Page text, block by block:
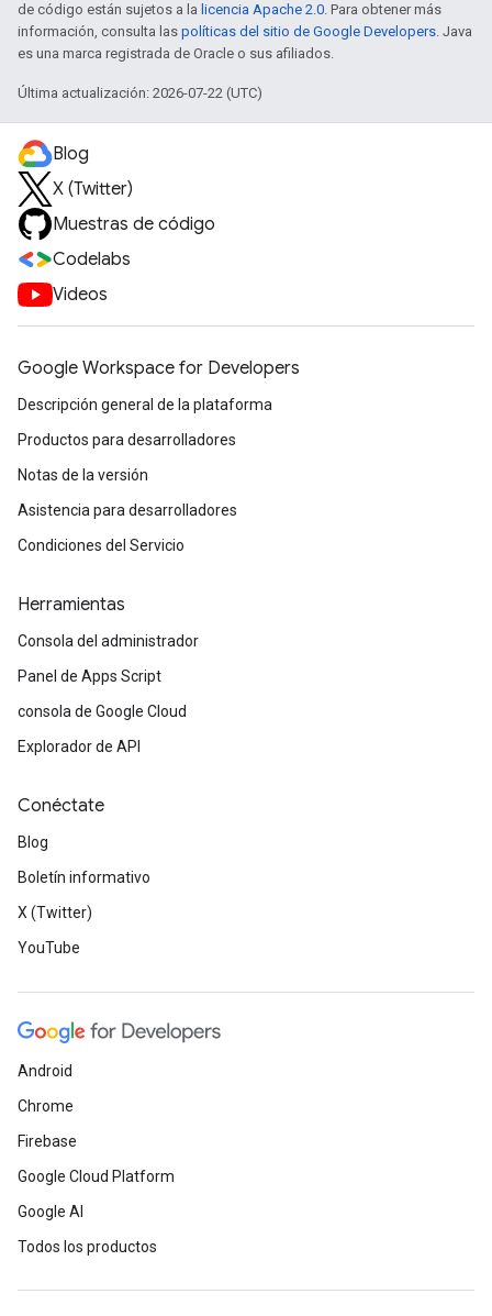
de código están sujetos a la licencia Apache 2.0. Para obtener más
información, consulta las políticas del sitio de Google Developers. Java
es una marca registrada de Oracle o sus afiliados.
Última actualización: 2026-07-22 (UTC)
Blog
X (Twitter)
Muestras de código
Codelabs
Videos
Google Workspace for Developers
Descripción general de la plataforma
Productos para desarrolladores
Notas de la versión
Asistencia para desarrolladores
Condiciones del Servicio
Herramientas
Consola del administrador
Panel de Apps Script
consola de Google Cloud
Explorador de API
Conéctate
Blog
Boletín informativo
X (Twitter)
YouTube
Android
Chrome
Firebase
Google Cloud Platform
Google AI
Todos los productos